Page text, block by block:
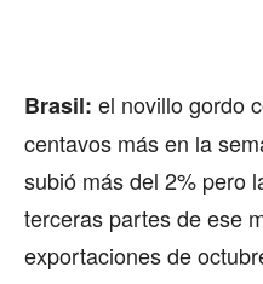
Brasil: el novillo gordo
centavos más en la
subió más del 2% pero
terceras partes de ese
exportaciones de